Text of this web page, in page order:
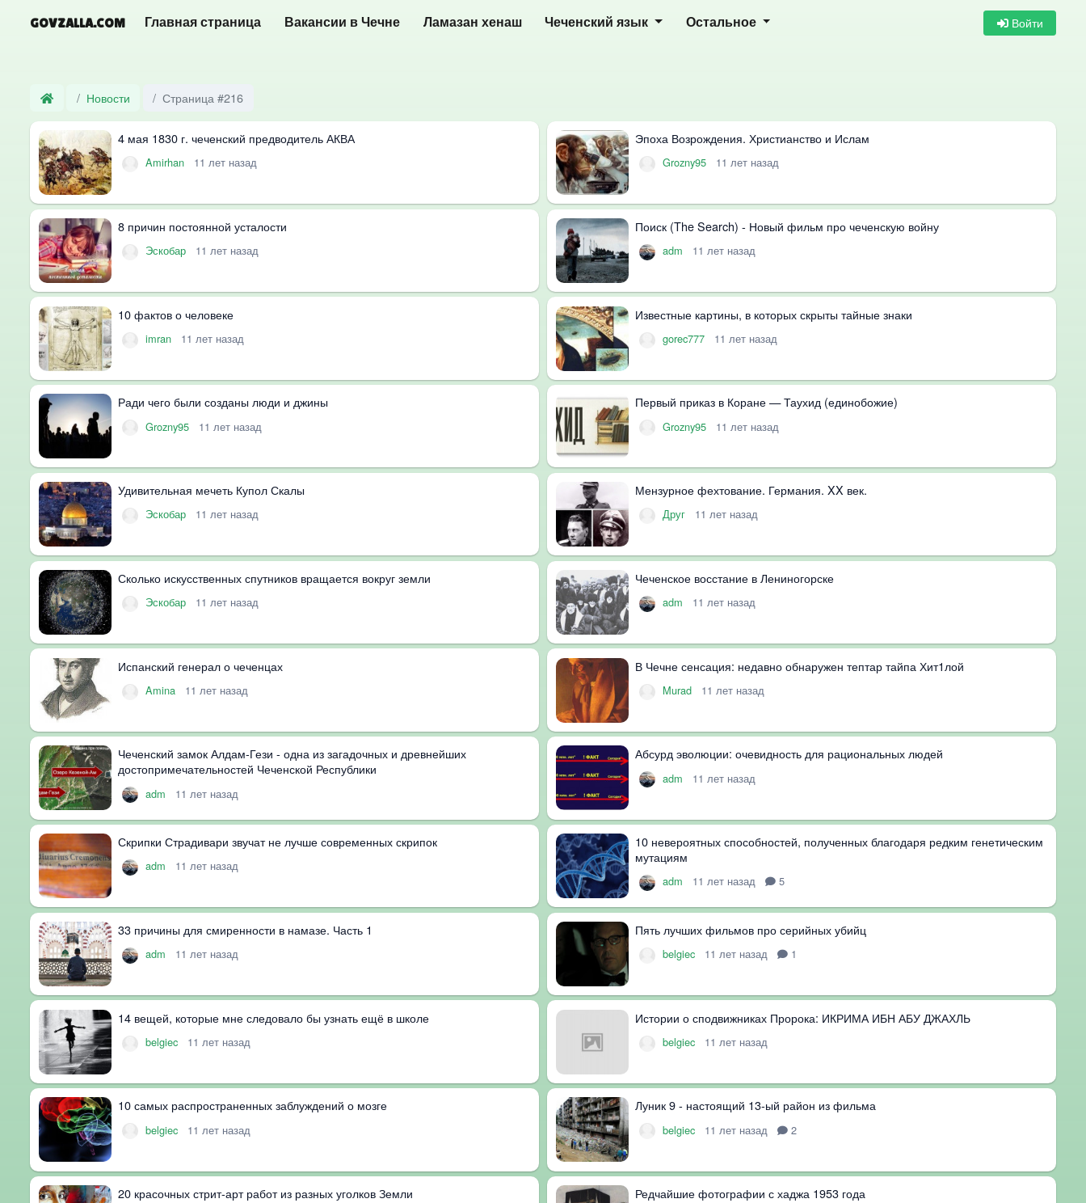
GOVZALLA.COM Главная страница Вакансии в Чечне Ламазан хенаш Чеченский язык Остальное Войти
Новости Страница #216
4 мая 1830 г. чеченский предводитель АКВА
Amirhan 11 лет назад
Эпоха Возрождения. Христианство и Ислам
Grozny95 11 лет назад
8 причин постоянной усталости
Эскобар 11 лет назад
Поиск (The Search) - Новый фильм про чеченскую войну
adm 11 лет назад
10 фактов о человеке
imran 11 лет назад
Известные картины, в которых скрыты тайные знаки
gorec777 11 лет назад
Ради чего были созданы люди и джины
Grozny95 11 лет назад
Первый приказ в Коране — Таухид (единобожие)
Grozny95 11 лет назад
Удивительная мечеть Купол Скалы
Эскобар 11 лет назад
Мензурное фехтование. Германия. XX век.
Друг 11 лет назад
Сколько искусственных спутников вращается вокруг земли
Эскобар 11 лет назад
Чеченское восстание в Лениногорске
adm 11 лет назад
Испанский генерал о чеченцах
Amina 11 лет назад
В Чечне сенсация: недавно обнаружен тептар тайпа Хит1лой
Murad 11 лет назад
Чеченский замок Алдам-Гези - одна из загадочных и древнейших
достопримечательностей Чеченской Республики
adm 11 лет назад
Абсурд эволюции: очевидность для рациональных людей
adm 11 лет назад
Скрипки Страдивари звучат не лучше современных скрипок
adm 11 лет назад
10 невероятных способностей, полученных благодаря редким генетическим
мутациям
adm 11 лет назад 5
33 причины для смиренности в намазе. Часть 1
adm 11 лет назад
Пять лучших фильмов про серийных убийц
belgiec 11 лет назад 1
14 вещей, которые мне следовало бы узнать ещё в школе
belgiec 11 лет назад
Истории о сподвижниках Пророка: ИКРИМА ИБН АБУ ДЖАХЛЬ
belgiec 11 лет назад
10 самых распространенных заблуждений о мозге
belgiec 11 лет назад
Луник 9 - настоящий 13-ый район из фильма
belgiec 11 лет назад 2
20 красочных стрит-арт работ из разных уголков Земли Редчайшие фотографии с хаджа 1953 года